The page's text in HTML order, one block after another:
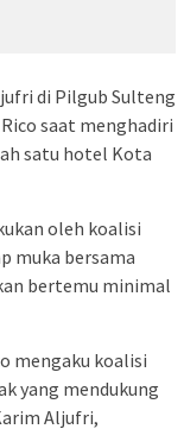
di Pilgub Sulteng
saat menghadiri
satu hotel Kota
oleh koalisi
muka bersama
bertemu minimal
mengaku koalisi
yang mendukung
Aljufri,